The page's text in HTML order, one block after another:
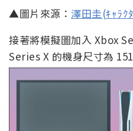
▲圖片來源： 澤田圭(ｷｬﾗ
接著將模擬圖加入 Xbox
Series X 的機身尺寸為